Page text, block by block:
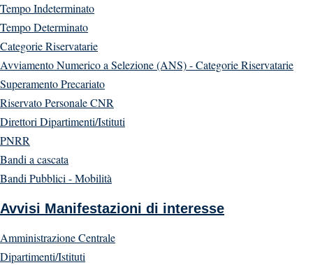
Tempo Indeterminato
Tempo Determinato
Categorie Riservatarie
Avviamento Numerico a Selezione (ANS) - Categorie Riservatarie
Superamento Precariato
Riservato Personale CNR
Direttori Dipartimenti/Istituti
PNRR
Bandi a cascata
Bandi Pubblici - Mobilità
Avvisi Manifestazioni di interesse
Amministrazione Centrale
Dipartimenti/Istituti